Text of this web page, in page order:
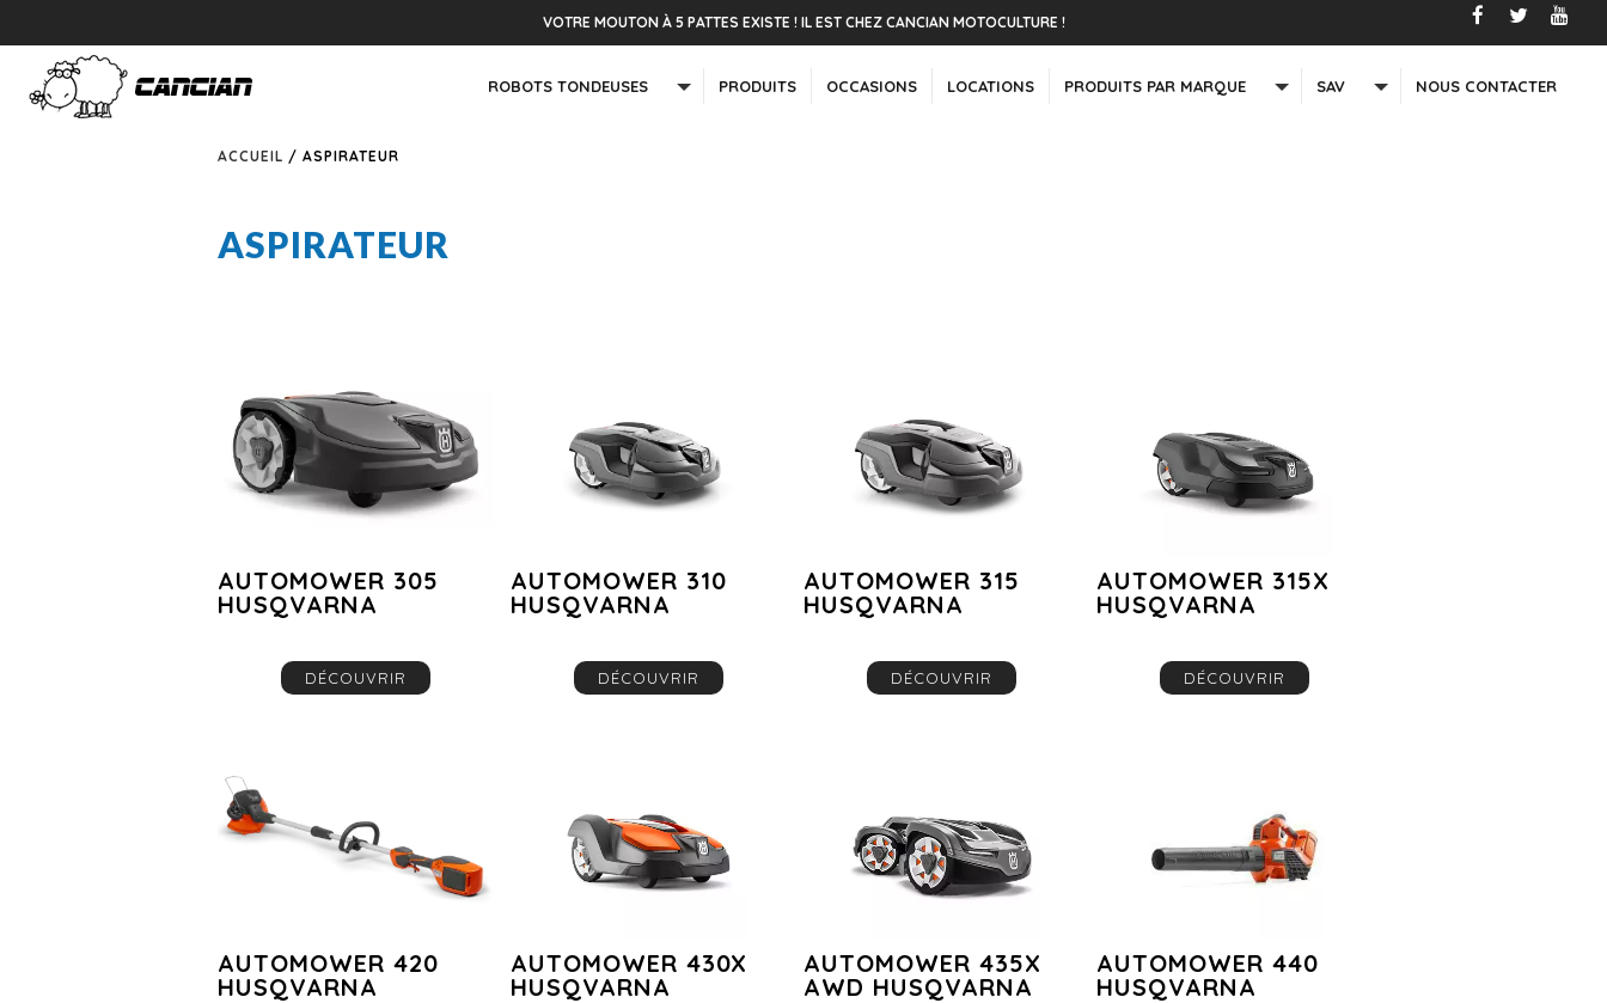
VOTRE MOUTON À 5 PATTES EXISTE ! IL EST CHEZ CANCIAN MOTOCULTURE !
ROBOTS TONDEUSES PRODUITS OCCASIONS LOCATIONS PRODUITS PAR MARQUE SAV NOUS CONTACTER
ACCUEIL / ASPIRATEUR
ASPIRATEUR
AUTOMOWER 305
HUSQVARNA
DÉCOUVRIR
AUTOMOWER 310
HUSQVARNA
DÉCOUVRIR
AUTOMOWER 315
HUSQVARNA
DÉCOUVRIR
AUTOMOWER 315X
HUSQVARNA
DÉCOUVRIR
AUTOMOWER 420
HUSQVARNA
AUTOMOWER 430X
HUSQVARNA
AUTOMOWER 435X
AWD HUSQVARNA
AUTOMOWER 440
HUSQVARNA